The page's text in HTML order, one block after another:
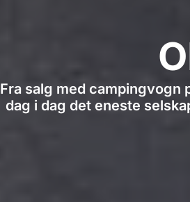
Fra salg med campingvogn
dag i dag det eneste